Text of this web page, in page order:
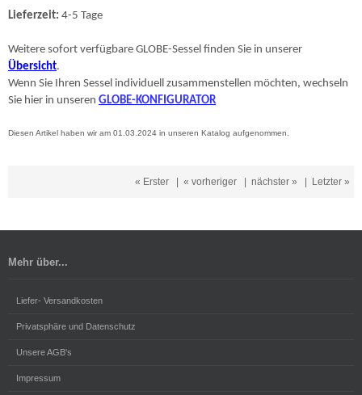
Lieferzeit: 4-5 Tage
Weitere sofort verfügbare GLOBE-Sessel finden Sie in unserer
Übersicht.
Wenn Sie Ihren Sessel individuell zusammenstellen möchten, wechseln
Sie hier in unseren GLOBE-KONFIGURATOR
Diesen Artikel haben wir am 01.03.2024 in unseren Katalog aufgenommen.
« Erster « vorheriger nächster » Letzter »
Mehr über...
Liefer- Versandkosten
Privatsphäre und Datenschutz
Unsere AGB's
Impressum